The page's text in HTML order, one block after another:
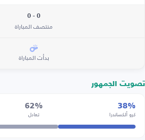
0 - 0
منتصف المباراة
بدأت المباراة
تصويت الجمهور
38%
كرو ألكساندرا
62%
تعادل